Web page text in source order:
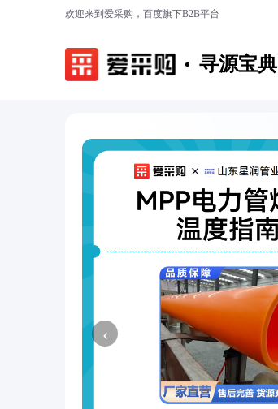
欢迎来到爱采购，百度旗下B2B平台
寻源宝典
‹